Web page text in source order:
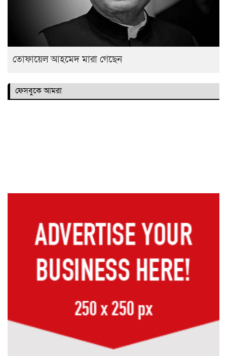
তোফায়েল আহমেদ মারা গেছেন
ফেসবুকে আমরা